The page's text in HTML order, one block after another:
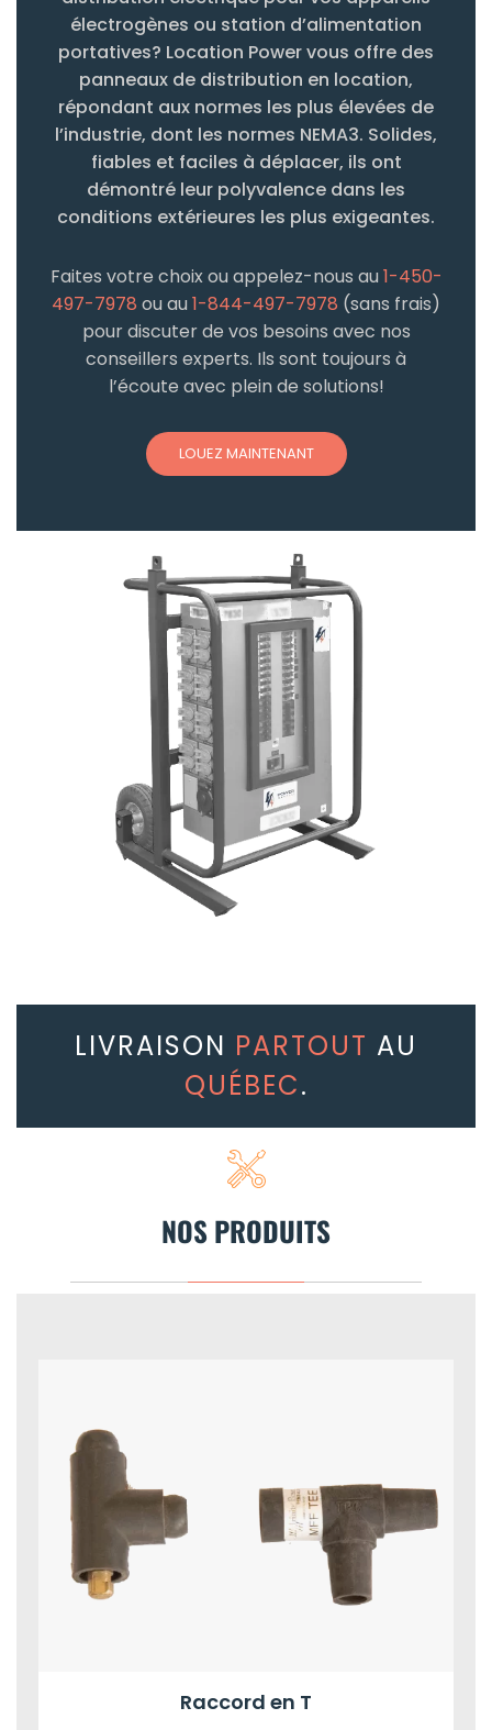
électrogènes ou station d’alimentation
portatives? Location Power vous offre des
panneaux de distribution en location,
répondant aux normes les plus élevées de
l’industrie, dont les normes NEMA3. Solides,
fiables et faciles à déplacer, ils ont
démontré leur polyvalence dans les
conditions extérieures les plus exigeantes.
Faites votre choix ou appelez-nous au1-450-
497-7978 ou au1-844-497-7978 (sans frais)
pour discuter de vos besoins avec nos
conseillers experts. Ils sont toujours à
l’écoute avec plein de solutions!
LOUEZ MAINTENANT
LIVRAISON PARTOUT AU
QUÉBEC.
NOS PRODUITS
Raccord en T